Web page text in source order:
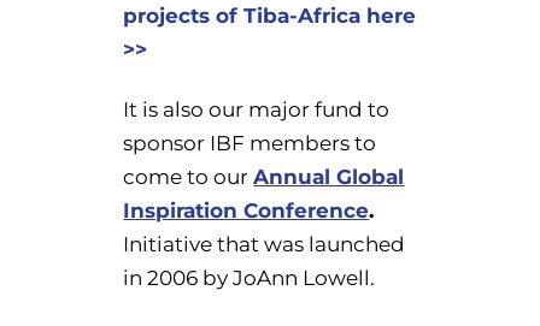
projects of Tiba-Africa here
>>
It is also our major fund to
sponsor IBF members to
come to ourAnnual Global
Inspiration Conference.
Initiative that was launched
in 2006 by JoAnn Lowell.